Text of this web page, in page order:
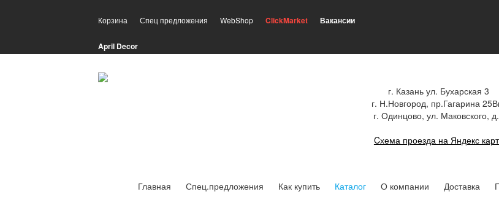
Корзина Спец предложения WebShop ClickMarket Вакансии
April Decor
г. Казань ул. Бухарская 3
г. Н.Новгород, пр.Гагарина
г. Одинцово, ул. Маковского,
Cхема проезда на Яндекс
Главная Спец.предложения Как купить Каталог О компании Доставка